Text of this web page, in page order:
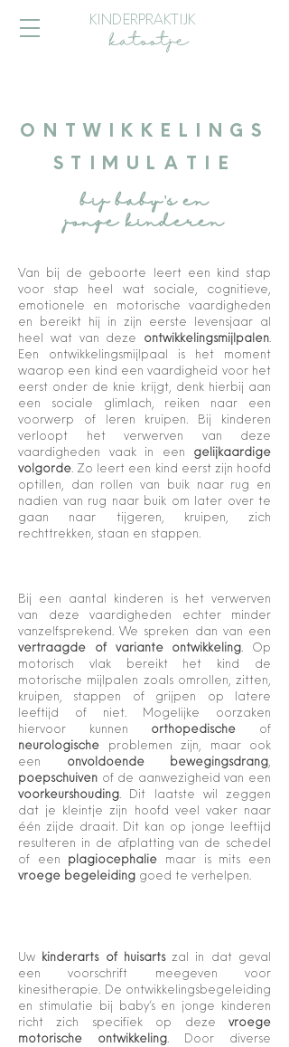
KINDERPRAKTIJK
katootje
ONTWIKKELINGS
STIMULATIE
bij baby's en
jonge kinderen
Van bij de geboorte leert een kind stap
voor stap heel wat sociale, cognitieve,
emotionele en motorische vaardigheden
en bereikt hij in zijn eerste levensjaar al
heel wat van deze ontwikkelingsmijlpalen.
Een ontwikkelingsmijlpaal is het moment
waarop een kind een vaardigheid voor het
eerst onder de knie krijgt, denk hierbij aan
een sociale glimlach, reiken naar een
voorwerp of leren kruipen. Bij kinderen
verloopt het verwerven van deze
vaardigheden vaak in een gelijkaardige
volgorde. Zo leert een kind eerst zijn hoofd
optillen, dan rollen van buik naar rug en
nadien van rug naar buik om later over te
gaan naar tijgeren, kruipen, zich
rechttrekken, staan en stappen.
Bij een aantal kinderen is het verwerven
van deze vaardigheden echter minder
vanzelfsprekend. We spreken dan van een
vertraagde of variante ontwikkeling. Op
motorisch vlak bereikt het kind de
motorische mijlpalen zoals omrollen, zitten,
kruipen, stappen of grijpen op latere
leeftijd of niet. Mogelijke oorzaken
hiervoor kunnen orthopedische of
neurologische
problemen zijn, maar ook
een onvoldoende bewegingsdrang,
poepschuiven of de aanwezigheid van een
voorkeurshouding. Dit laatste wil zeggen
dat je kleintje zijn hoofd veel vaker naar
één zijde draait. Dit kan op jonge leeftijd
resulteren in de afplatting van de schedel
of een plagiocephalie maar is mits een
vroege begeleiding goed te verhelpen.
Uw kinderarts of huisartszal in dat geval
een voorschrift meegeven voor
kinesitherapie. De ontwikkelingsbegeleiding
en stimulatie bij baby’s en jonge kinderen
richt zich specifiek op deze vroege
motorische ontwikkeling. Door diverse